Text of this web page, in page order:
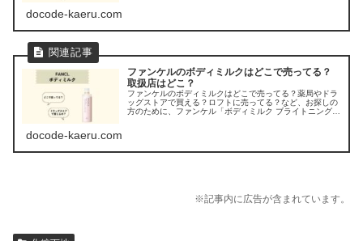
docode-kaeru.com
ファンケルのボディミルクはどこで売ってる？
取扱店はどこ？
ファンケルのボディミルクはどこで売ってる？薬局やドラ
ッグストアで買える？ロフトに売ってる？など、お探しの
方のために、ファンケル「ボディミルク ブライトニング＆
docode-kaeru.com
※記事内に広告が含まれています。